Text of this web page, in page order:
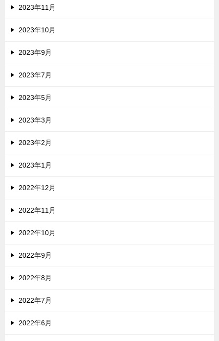
2023年11月
2023年10月
2023年9月
2023年7月
2023年5月
2023年3月
2023年2月
2023年1月
2022年12月
2022年11月
2022年10月
2022年9月
2022年8月
2022年7月
2022年6月